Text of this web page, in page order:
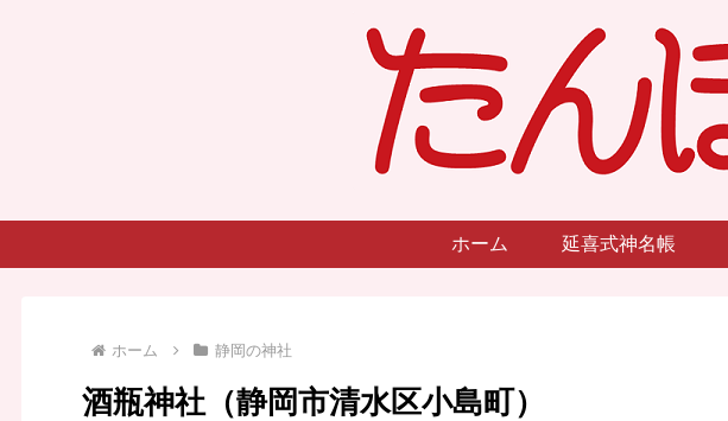
ホーム 延喜式神名帳
ホーム 静岡の神社
酒瓶神社（静岡市清水区小島町）